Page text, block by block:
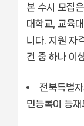
본 수시 모집
대학교, 교육
니다. 지원 자
건 중 하나 이
전북특별
민등록이 등